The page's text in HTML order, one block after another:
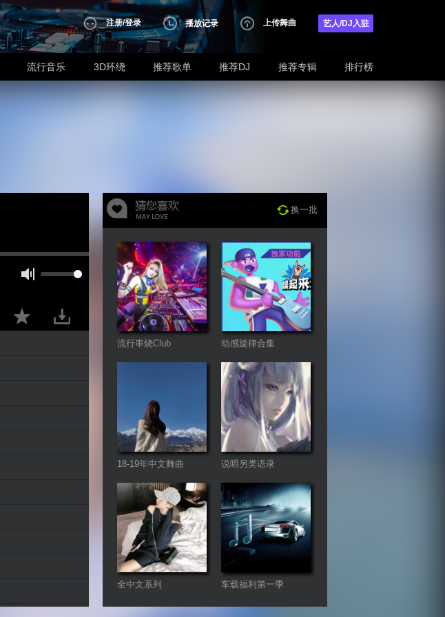
注册/登录 播放记录 上传舞曲 艺人/DJ入驻
流行音乐 3D环绕 推荐歌单 推荐DJ 推荐专辑 排行榜
换一批
流行串烧Club 动感旋律合集
18-19年中文舞曲
Remix（暂不更新）
说唱另类语录
全中文系列
车载福利第一季